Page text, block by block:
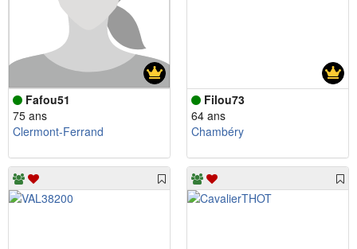
Fafou51
75 ans
Clermont-Ferrand
Filou73
64 ans
Chambéry